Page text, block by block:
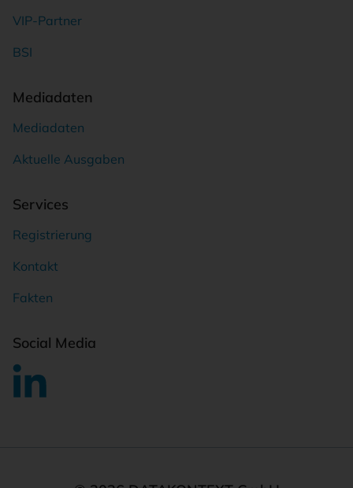
VIP-Partner
BSI
Mediadaten
Mediadaten
Aktuelle Ausgaben
Services
Registrierung
Kontakt
Fakten
Social Media